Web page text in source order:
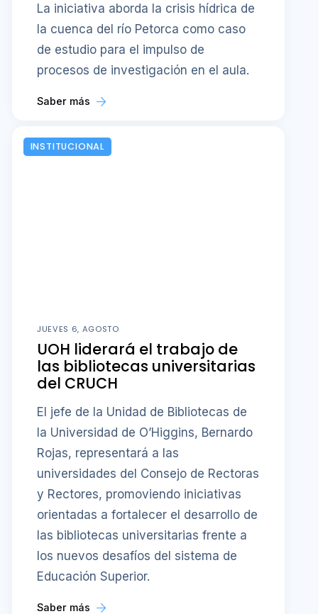
La iniciativa aborda la crisis hídrica de
la cuenca del río Petorca como caso
de estudio para el impulso de
procesos de investigación en el aula.
Saber más
INSTITUCIONAL
JUEVES 6, AGOSTO
UOH liderará el trabajo de
las bibliotecas universitarias
del CRUCH
El jefe de la Unidad de Bibliotecas de
la Universidad de O’Higgins, Bernardo
Rojas, representará a las
universidades del Consejo de Rectoras
y Rectores, promoviendo iniciativas
orientadas a fortalecer el desarrollo de
las bibliotecas universitarias frente a
los nuevos desafíos del sistema de
Educación Superior.
Saber más